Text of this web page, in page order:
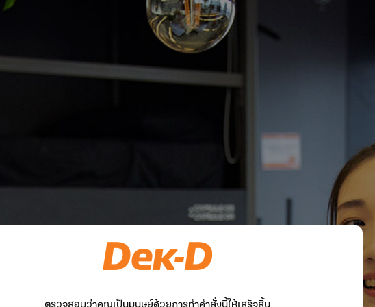
ตรวจสอบว่าคุณเป็นมนุษย์ด้วยการทำคำสั่งนี้ให้เสร็จสิ้น